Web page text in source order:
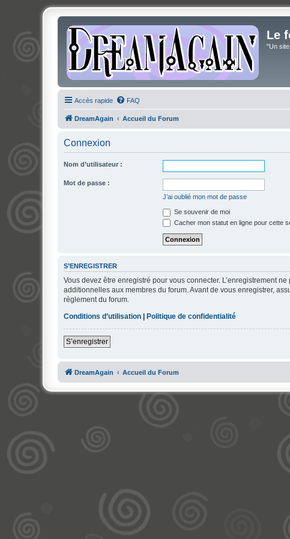
Le
"Un
Accès rapide FAQ
DreamAgain Accueil du Forum
Connexion
Nom d’utilisateur :
Mot de passe :
J’ai oublié mon mot de passe
Se souvenir de moi
Cacher mon statut en ligne pour cette
S’ENREGISTRER
Vous devez être enregistré pour vous connecter. L’enregistrement
additionnelles aux membres du forum. Avant de vous enregistrer,
règlement du forum.
Conditions d’utilisation | Politique de confidentialité
S’enregistrer
DreamAgain Accueil du Forum